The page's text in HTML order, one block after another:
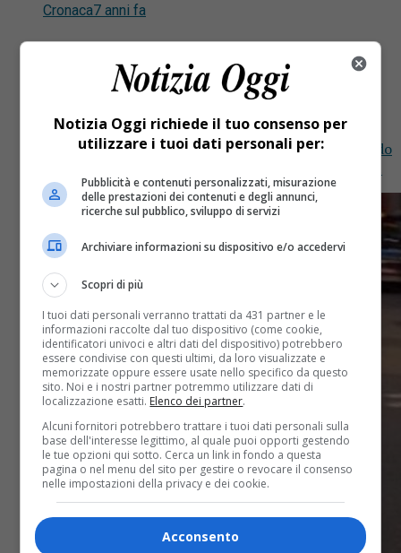
Cronaca7 anni fa
Nudo e agitato lancia mobili dal
balcone
Nudo e agitato lancia mobili dal balcone: intervento
dei carabinieri alle 4 della scorsa notte a Torino. Nudo
Notizia Oggi richiede il tuo consenso per
utilizzare i tuoi dati personali per:
Pubblicità e contenuti personalizzati, misurazione
delle prestazioni dei contenuti e degli annunci,
ricerche sul pubblico, sviluppo di servizi
Archiviare informazioni su dispositivo e/o accedervi
Scopri di più
I tuoi dati personali verranno trattati da 431 partner e le
informazioni raccolte dal tuo dispositivo (come cookie,
identificatori univoci e altri dati del dispositivo) potrebbero
essere condivise con questi ultimi, da loro visualizzate e
memorizzate oppure essere usate nello specifico da questo
sito. Noi e i nostri partner potremmo utilizzare dati di
localizzazione esatti. Elenco dei partner.
Alcuni fornitori potrebbero trattare i tuoi dati personali sulla
base dell'interesse legittimo, al quale puoi opporti gestendo
le tue opzioni qui sotto. Cerca un link in fondo a questa
pagina o nel menu del sito per gestire o revocare il consenso
nelle impostazioni della privacy e dei cookie.
Acconsento